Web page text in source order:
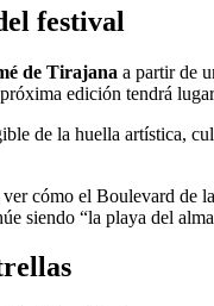
festival
de Tirajana a partir de
edición tendrá
de la huella artística,
cómo el Boulevard
siendo “la playa del